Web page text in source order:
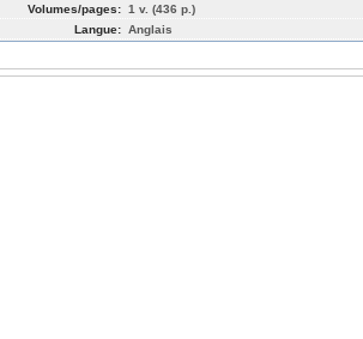
Volumes/pages: 1 v. (436 p.)
Langue: Anglais